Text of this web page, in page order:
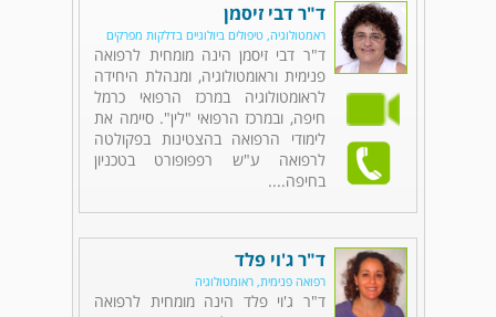
ד"ר דבי זיסמן
ראמטולוגיה, טיפולים ביולוגיים בדלקות מפרקים
ד"ר דבי זיסמן הינה מומחית לרפואה
פנימית וראומטולוגיה, ומנהלת היחידה
לראומטולוגיה במרכז הרפואי כרמל
חיפה, ובמרכז הרפואי "לין". סיימה את
לימודי הרפואה בהצטינות בפקולטה
לרפואה ע"ש רפפופורט בטכניון
בחיפה....
ד"ר ג'וי פלד
רפואה פנימית, ראומטולוגיה
ד"ר ג'וי פלד הינה מומחית לרפואה